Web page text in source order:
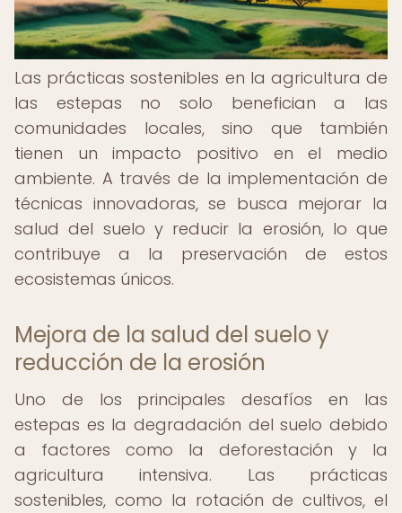
Las prácticas sostenibles en la agricultura de
las estepas no solo benefician a las
comunidades locales, sino que también
tienen un impacto positivo en el medio
ambiente. A través de la implementación de
técnicas innovadoras, se busca mejorar la
salud del suelo y reducir la erosión, lo que
contribuye a la preservación de estos
ecosistemas únicos.
Mejora de la salud del suelo y
reducción de la erosión
Uno de los principales desafíos en las
estepas es la degradación del suelo debido
a factores como la deforestación y la
agricultura intensiva. Las prácticas
sostenibles, como la rotación de cultivos, el